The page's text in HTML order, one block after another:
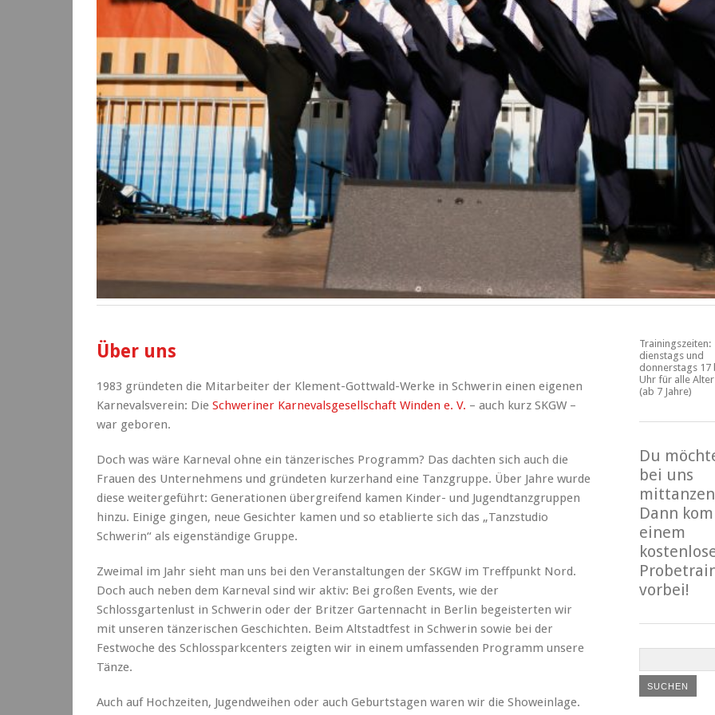
Über uns
1983 gründeten die Mitarbeiter der Klement-Gottwald-Werke in Schwerin einen eigenen
Karnevalsverein: Die Schweriner Karnevalsgesellschaft Winden e. V. – auch kurz SKGW –
war geboren.
Doch was wäre Karneval ohne ein tänzerisches Programm? Das dachten sich auch die
Frauen des Unternehmens und gründeten kurzerhand eine Tanzgruppe. Über Jahre wurde
diese weitergeführt: Generationen übergreifend kamen Kinder- und Jugendtanzgruppen
hinzu. Einige gingen, neue Gesichter kamen und so etablierte sich das „Tanzstudio
Schwerin“ als eigenständige Gruppe.
Zweimal im Jahr sieht man uns bei den Veranstaltungen der SKGW im Treffpunkt Nord.
Doch auch neben dem Karneval sind wir aktiv: Bei großen Events, wie der
Schlossgartenlust in Schwerin oder der Britzer Gartennacht in Berlin begeisterten wir
mit unseren tänzerischen Geschichten. Beim Altstadtfest in Schwerin sowie bei der
Festwoche des Schlossparkcenters zeigten wir in einem umfassenden Programm unsere
Tänze.
Auch auf Hochzeiten, Jugendweihen oder auch Geburtstagen waren wir die Showeinlage.
Trainingszeiten:
dienstags und
donnerstags 17
Uhr für alle
(ab 7 Jahre)
Du
bei uns
Dann
einem
vorbei!